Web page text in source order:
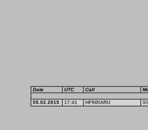
Date UTC Call
05.02.2015 17:41 HF9ØIARU